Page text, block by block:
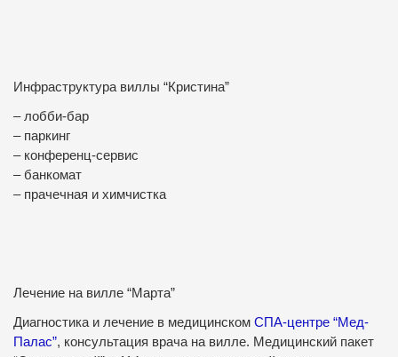
Инфраструктура виллы “Кристина”
– лобби-бар
– паркинг
– конференц-сервис
– банкомат
– прачечная и химчистка
Лечение на вилле “Марта”
Диагностика и лечение в медицинском СПА-центре “Мед-
Палас”, консультация врача на вилле. Медицинский пакет